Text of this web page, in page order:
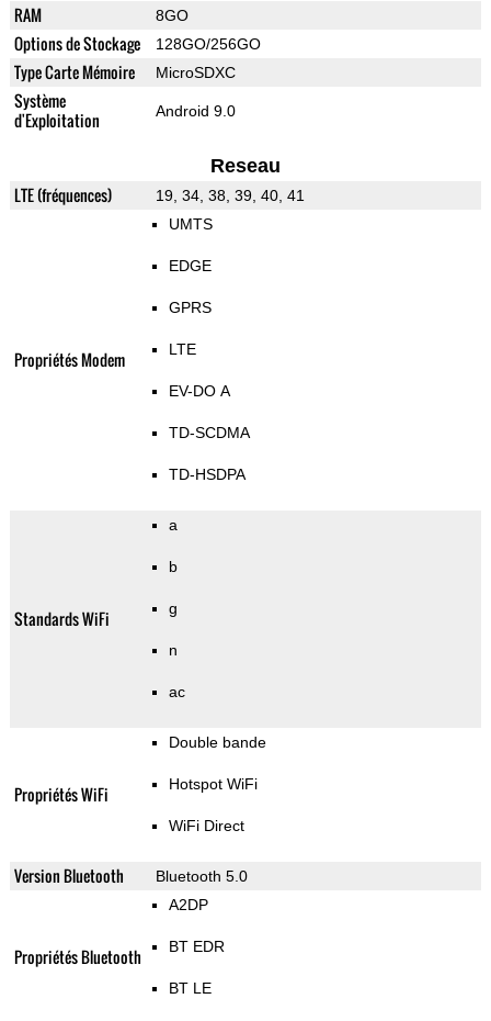
RAM 8GO
Options de Stockage 128GO/256GO
Type Carte Mémoire MicroSDXC
Système
d'Exploitation
Android 9.0
Reseau
LTE (fréquences) 19, 34, 38, 39, 40, 41
Propriétés Modem
UMTS
EDGE
GPRS
LTE
EV-DO A
TD-SCDMA
TD-HSDPA
Standards WiFi
a
b
g
n
ac
Propriétés WiFi
Double bande
Hotspot WiFi
WiFi Direct
Version Bluetooth Bluetooth 5.0
Propriétés Bluetooth
A2DP
BT EDR
BT LE